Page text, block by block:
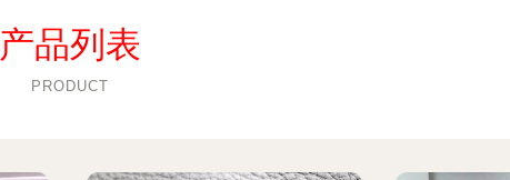
产品列表
PRODUCT